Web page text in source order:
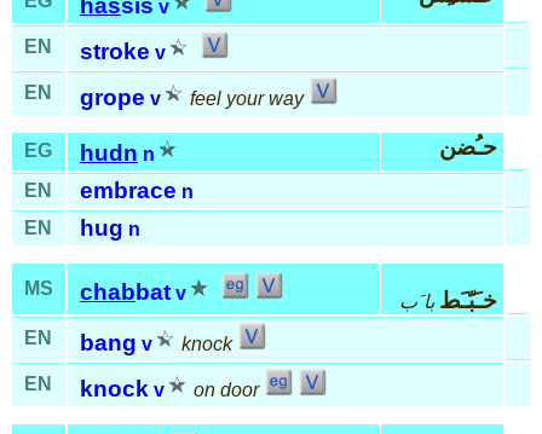
hassis v
EN stroke v
EN
grope v feel your way
EG hudn n حـُضن
EN embrace n
EN
hug n
MS chabbat v خـَبّـَط با َب
EN
bang v
knock
EN
knock v on door